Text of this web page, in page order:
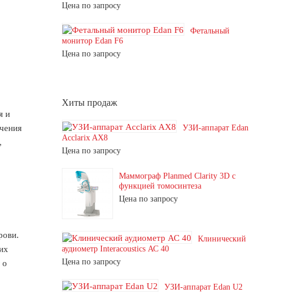
и
о
Цена по запросу
Фетальный
монитор Edan F6
Цена по запросу
Хиты продаж
УЗИ-аппарат Edan
Acclarix AX8
Цена по запросу
Маммограф Planmed Clarity 3D с
функцией томосинтеза
Цена по запросу
Клинический
аудиометр Interacoustics АС 40
Цена по запросу
УЗИ-аппарат Edan U2